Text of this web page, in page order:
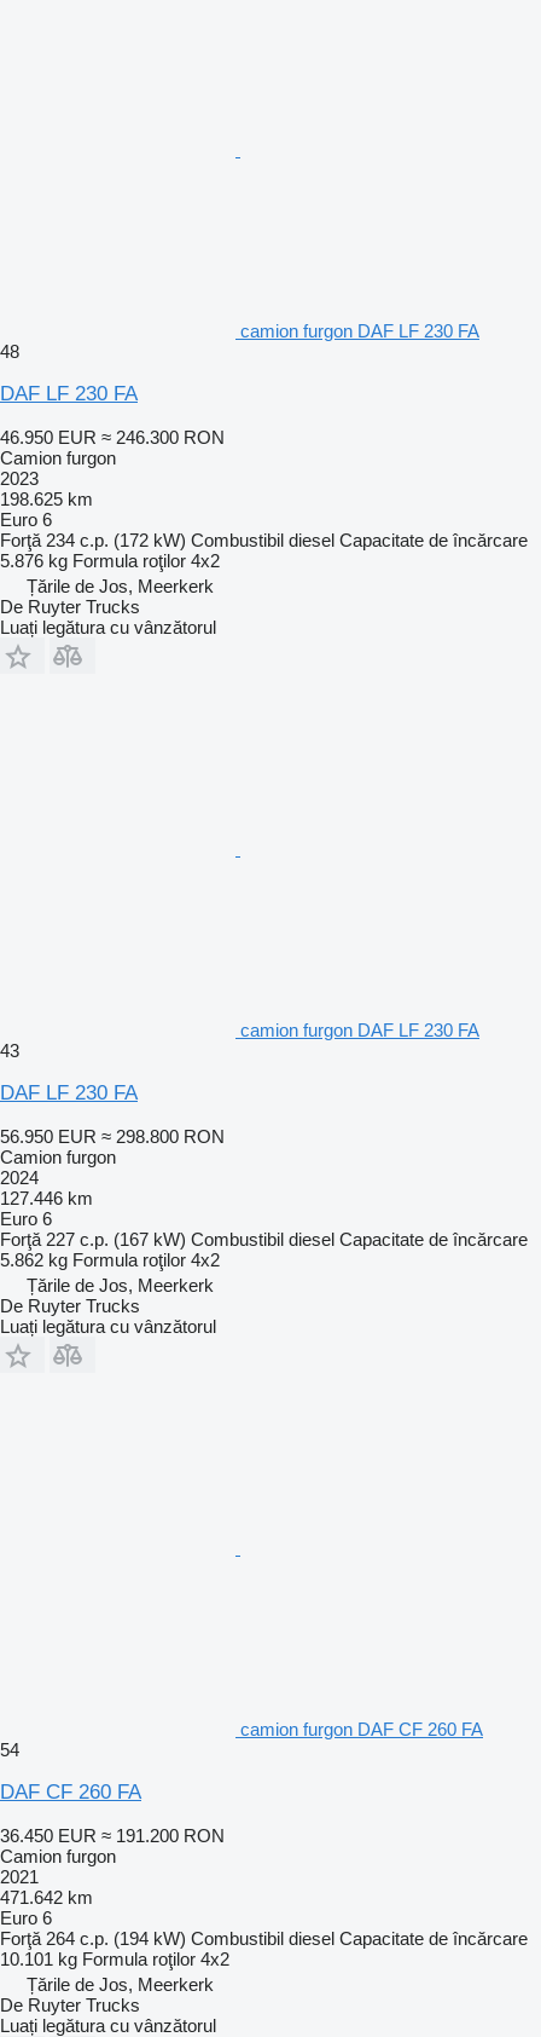
camion furgon DAF LF 230 FA
48
DAF LF 230 FA
46.950 EUR ≈ 246.300 RON
Camion furgon
2023
198.625 km
Euro 6
Forţă 234 c.p. (172 kW) Combustibil diesel Capacitate de încărcare
5.876 kg Formula roţilor 4x2
Țările de Jos, Meerkerk
De Ruyter Trucks
Luați legătura cu vânzătorul
camion furgon DAF LF 230 FA
43
DAF LF 230 FA
56.950 EUR ≈ 298.800 RON
Camion furgon
2024
127.446 km
Euro 6
Forţă 227 c.p. (167 kW) Combustibil diesel Capacitate de încărcare
5.862 kg Formula roţilor 4x2
Țările de Jos, Meerkerk
De Ruyter Trucks
Luați legătura cu vânzătorul
camion furgon DAF CF 260 FA
54
DAF CF 260 FA
36.450 EUR ≈ 191.200 RON
Camion furgon
2021
471.642 km
Euro 6
Forţă 264 c.p. (194 kW) Combustibil diesel Capacitate de încărcare
10.101 kg Formula roţilor 4x2
Țările de Jos, Meerkerk
De Ruyter Trucks
Luați legătura cu vânzătorul